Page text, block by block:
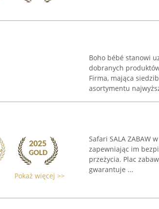
Boho bébé stanowi
dobranych
Firma, mająca
asortymentu
Pokaż więcej >>
Safari SALA ZABAW
zapewniając im
przeżycia. Plac
gwarantuje ...